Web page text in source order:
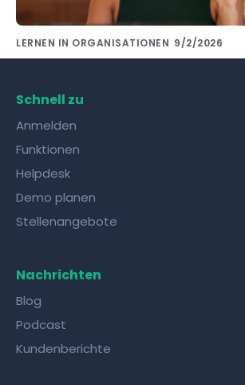
LERNEN IN ORGANISATIONEN 9/2/2026
Schnell zu
Anmelden
Funktionen
Helpdesk
Demo planen
Stellenangebote
Nachrichten
Blog
Podcast
Kundenberichte